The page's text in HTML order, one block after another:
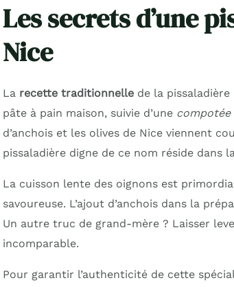
Les secrets d’une
Nice
La recette traditionnellede la pissaladière
pâte à pain maison, suivie d’une compotée
d’anchois et les olives de Nice viennent
pissaladière digne de ce nom réside dans
La cuisson lente des oignons est
savoureuse. L’ajout d’anchois dans la
Un autre truc de grand-mère ? Laisser
incomparable.
Pour garantir l’authenticité de cette